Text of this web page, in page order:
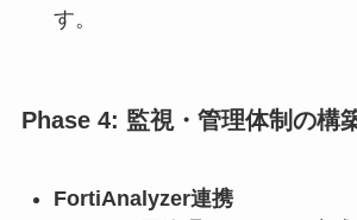
す。
Phase 4: 監視・管理体制の構
FortiAnalyzer連携